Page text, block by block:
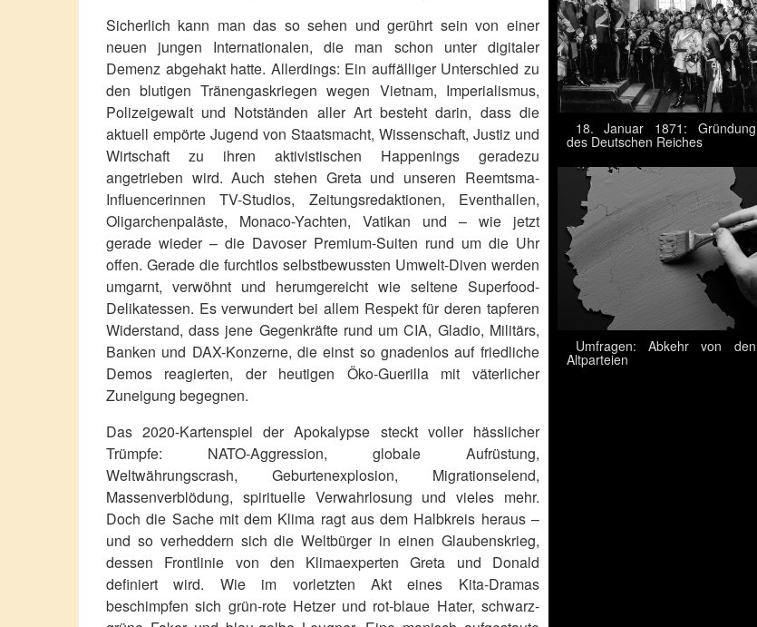
Sicherlich kann man das so sehen und gerührt sein von einer
neuen jungen Internationalen, die man schon unter digitaler
Demenz abgehakt hatte. Allerdings: Ein auffälliger Unterschied zu
den blutigen Tränengaskriegen wegen Vietnam, Imperialismus,
Polizeigewalt und Notständen aller Art besteht darin, dass die
aktuell empörte Jugend von Staatsmacht, Wissenschaft, Justiz und
Wirtschaft zu ihren aktivistischen Happenings geradezu
angetrieben wird. Auch stehen Greta und unseren Reemtsma-
Influencerinnen TV-Studios, Zeitungsredaktionen, Eventhallen,
Oligarchenpaläste, Monaco-Yachten, Vatikan und – wie jetzt
gerade wieder – die Davoser Premium-Suiten rund um die Uhr
offen. Gerade die furchtlos selbstbewussten Umwelt-Diven werden
umgarnt, verwöhnt und herumgereicht wie seltene Superfood-
Delikatessen. Es verwundert bei allem Respekt für deren tapferen
Widerstand, dass jene Gegenkräfte rund um CIA, Gladio, Militärs,
Banken und DAX-Konzerne, die einst so gnadenlos auf friedliche
Demos reagierten, der heutigen Öko-Guerilla mit väterlicher
Zuneigung begegnen.
Das 2020-Kartenspiel der Apokalypse steckt voller hässlicher
Trümpfe: NATO-Aggression, globale Aufrüstung,
Weltwährungscrash, Geburtenexplosion, Migrationselend,
Massenverblödung, spirituelle Verwahrlosung und vieles mehr.
Doch die Sache mit dem Klima ragt aus dem Halbkreis heraus –
und so verheddern sich die Weltbürger in einen Glaubenskrieg,
dessen Frontlinie von den Klimaexperten Greta und Donald
definiert wird. Wie im vorletzten Akt eines Kita-Dramas
beschimpfen sich grün-rote Hetzer und rot-blaue Hater, schwarz-
18. Januar 1871: Gründung
des Deutschen Reiches
Umfragen: Abkehr von den
Altparteien